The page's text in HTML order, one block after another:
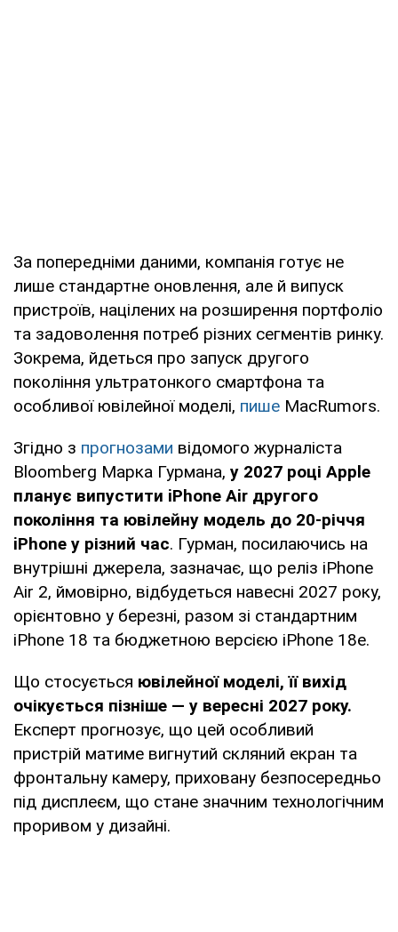
За попередніми даними, компанія готує не
лише стандартне оновлення, але й випуск
пристроїв, націлених на розширення портфоліо
та задоволення потреб різних сегментів ринку.
Зокрема, йдеться про запуск другого
покоління ультратонкого смартфона та
особливої ювілейної моделі, пише MacRumors.
Згідно з прогнозами відомого журналіста
Bloomberg Марка Гурмана, у 2027 році Apple
планує випустити iPhone Air другого
покоління та ювілейну модель до 20-річчя
iPhone у різний час. Гурман, посилаючись на
внутрішні джерела, зазначає, що реліз iPhone
Air 2, ймовірно, відбудеться навесні 2027 року,
орієнтовно у березні, разом зі стандартним
iPhone 18 та бюджетною версією iPhone 18e.
Що стосується ювілейної моделі, її вихід
очікується пізніше — у вересні 2027 року.
Експерт прогнозує, що цей особливий
пристрій матиме вигнутий скляний екран та
фронтальну камеру, приховану безпосередньо
під дисплеєм, що стане значним технологічним
проривом у дизайні.